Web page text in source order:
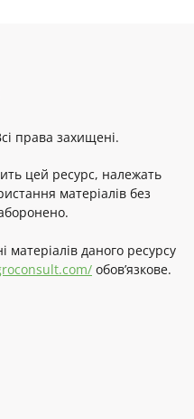
права захищені.
цей ресурс, належать
матеріалів без
даного ресурсу
обов’язкове.